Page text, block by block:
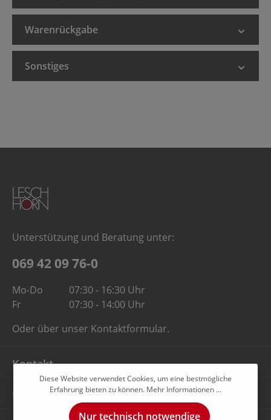
Warenrückgabe
Sonstiges
Unterstützung und Beratung unter:
069 42 09 76-0
Mo-Do
07:30 - 16:30 Uhr
Fr
07:30 - 14:00 Uhr
Oder über unser Kontaktformular.
Kontakt
Unternehmen
Diese Website verwendet Cookies, um eine bestmögliche
Erfahrung bieten zu können. Mehr Informationen ...
Nur technisch notwendige